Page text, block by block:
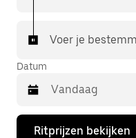
Voer je
Datum
Druk
Ritprijzen bekijken